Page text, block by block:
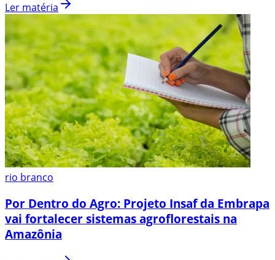
Ler matéria
rio branco
Por Dentro do Agro: Projeto Insaf da Embrapa
vai fortalecer sistemas agroflorestais na
Amazônia